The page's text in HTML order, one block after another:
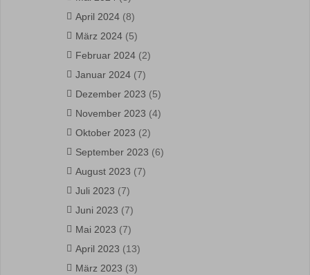
April 2024 (8)
März 2024 (5)
Februar 2024 (2)
Januar 2024 (7)
Dezember 2023 (5)
November 2023 (4)
Oktober 2023 (2)
September 2023 (6)
August 2023 (7)
Juli 2023 (7)
Juni 2023 (7)
Mai 2023 (7)
April 2023 (13)
März 2023 (3)